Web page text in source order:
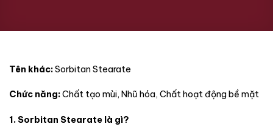
Tên khác:Sorbitan Stearate
Chức năng:Chất tạo mùi, Nhũ hóa, Chất hoạt động bề mặt
1. Sorbitan Stearate là gì?